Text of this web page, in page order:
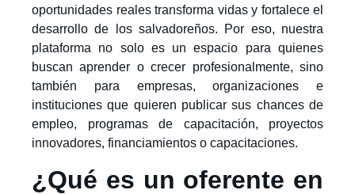
oportunidades reales transforma vidas y fortalece el
desarrollo de los salvadoreños. Por eso, nuestra
plataforma no solo es un espacio para quienes
buscan aprender o crecer profesionalmente, sino
también para empresas, organizaciones e
instituciones que quieren publicar sus chances de
empleo, programas de capacitación, proyectos
innovadores, financiamientos o capacitaciones.
¿Qué es un oferente en